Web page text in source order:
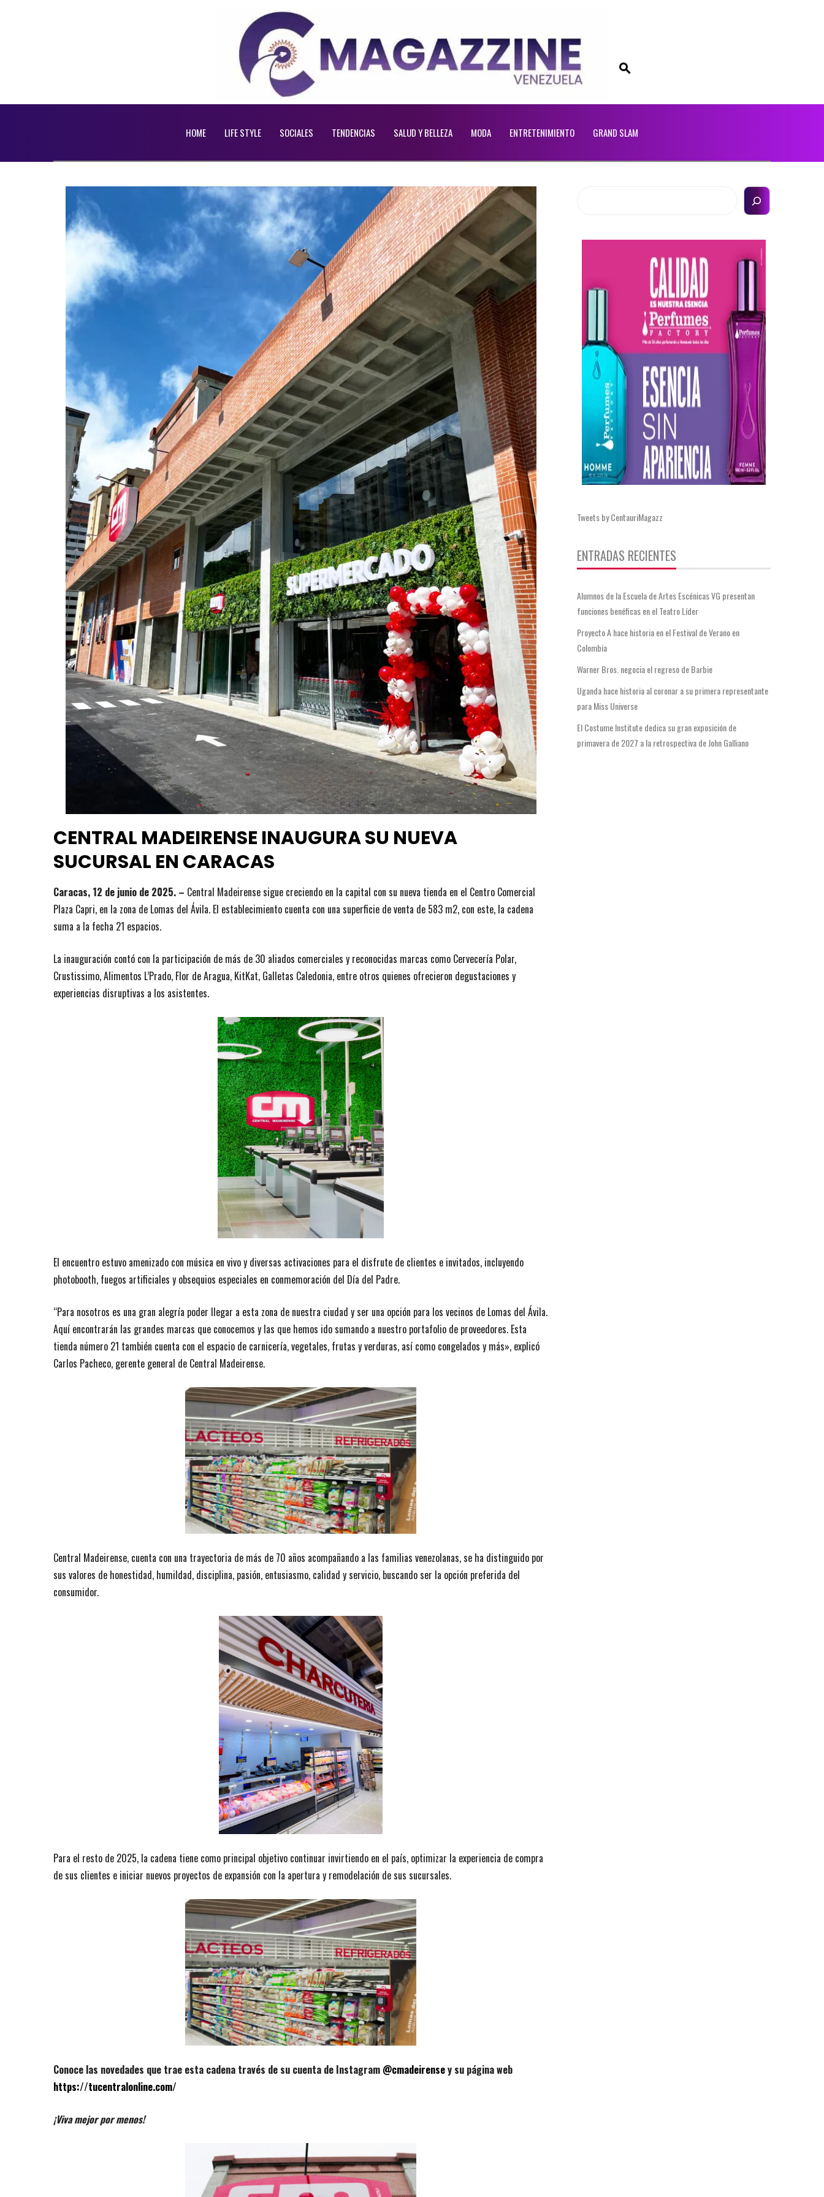
HOME LIFE STYLE SOCIALES TENDENCIAS SALUD Y BELLEZA MODA ENTRETENIMIENTO GRAND SLAM
CENTRAL MADEIRENSE INAUGURA SU NUEVA
SUCURSAL EN CARACAS
Caracas, 12 de junio de 2025. – Central Madeirense sigue creciendo en la capital con su nueva tienda en el Centro Comercial
Plaza Capri, en la zona de Lomas del Ávila. El establecimiento cuenta con una superficie de venta de 583 m2, con este, la cadena
suma a la fecha 21 espacios.
La inauguración contó con la participación de más de 30 aliados comerciales y reconocidas marcas como Cervecería Polar,
Crustissimo, Alimentos L’Prado, Flor de Aragua, KitKat, Galletas Caledonia, entre otros quienes ofrecieron degustaciones y
experiencias disruptivas a los asistentes.
El encuentro estuvo amenizado con música en vivo y diversas activaciones para el disfrute de clientes e invitados, incluyendo
photobooth, fuegos artificiales y obsequios especiales en conmemoración del Día del Padre.
“Para nosotros es una gran alegría poder llegar a esta zona de nuestra ciudad y ser una opción para los vecinos de Lomas del Ávila.
Aquí encontrarán las grandes marcas que conocemos y las que hemos ido sumando a nuestro portafolio de proveedores. Esta
tienda número 21 también cuenta con el espacio de carnicería, vegetales, frutas y verduras, así como congelados y más», explicó
Carlos Pacheco, gerente general de Central Madeirense.
Central Madeirense, cuenta con una trayectoria de más de 70 años acompañando a las familias venezolanas, se ha distinguido por
sus valores de honestidad, humildad, disciplina, pasión, entusiasmo, calidad y servicio, buscando ser la opción preferida del
consumidor.
Para el resto de 2025, la cadena tiene como principal objetivo continuar invirtiendo en el país, optimizar la experiencia de compra
de sus clientes e iniciar nuevos proyectos de expansión con la apertura y remodelación de sus sucursales.
Conoce las novedades que trae esta cadena través de su cuenta de Instagram @cmadeirensey su página web
https://tucentralonline.com/
¡Viva mejor por menos!
Tweets by CentauriMagazz
ENTRADAS RECIENTES
Alumnos de la Escuela de Artes Escénicas VG presentan
funciones benéficas en el Teatro Líder
Proyecto A hace historia en el Festival de Verano en
Colombia
Warner Bros. negocia el regreso de Barbie
Uganda hace historia al coronar a su primera representante
para Miss Universe
El Costume Institute dedica su gran exposición de
primavera de 2027 a la retrospectiva de John Galliano